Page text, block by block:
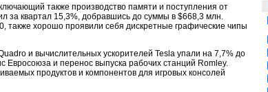
также производство памяти и поступления от
за квартал 15,3%, добравшись до суммы в $668,3 млн.
также хорошо проявили себя дискретные графические чипы
и вычислительных ускорителей Tesla упали на 7,7% до
и перенос выпуска рабочих станций Romley.
продуктов и компонентов для игровых консолей